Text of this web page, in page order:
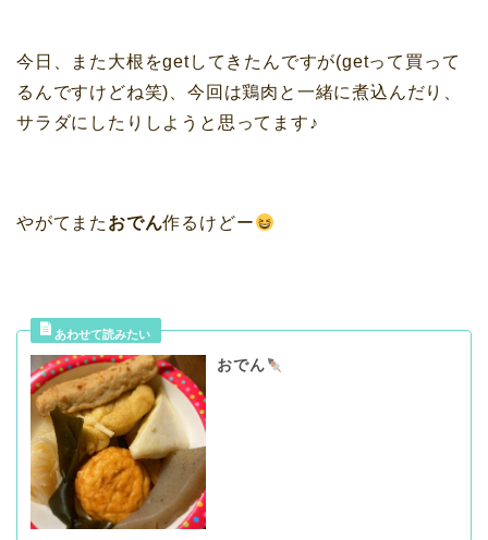
今日、また大根をgetしてきたんですが(getって買って
るんですけどね笑)、今回は鶏肉と一緒に煮込んだり、
サラダにしたりしようと思ってます♪
やがてまた おでん作るけどー
おでん